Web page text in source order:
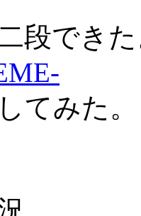
段でき
てみた。